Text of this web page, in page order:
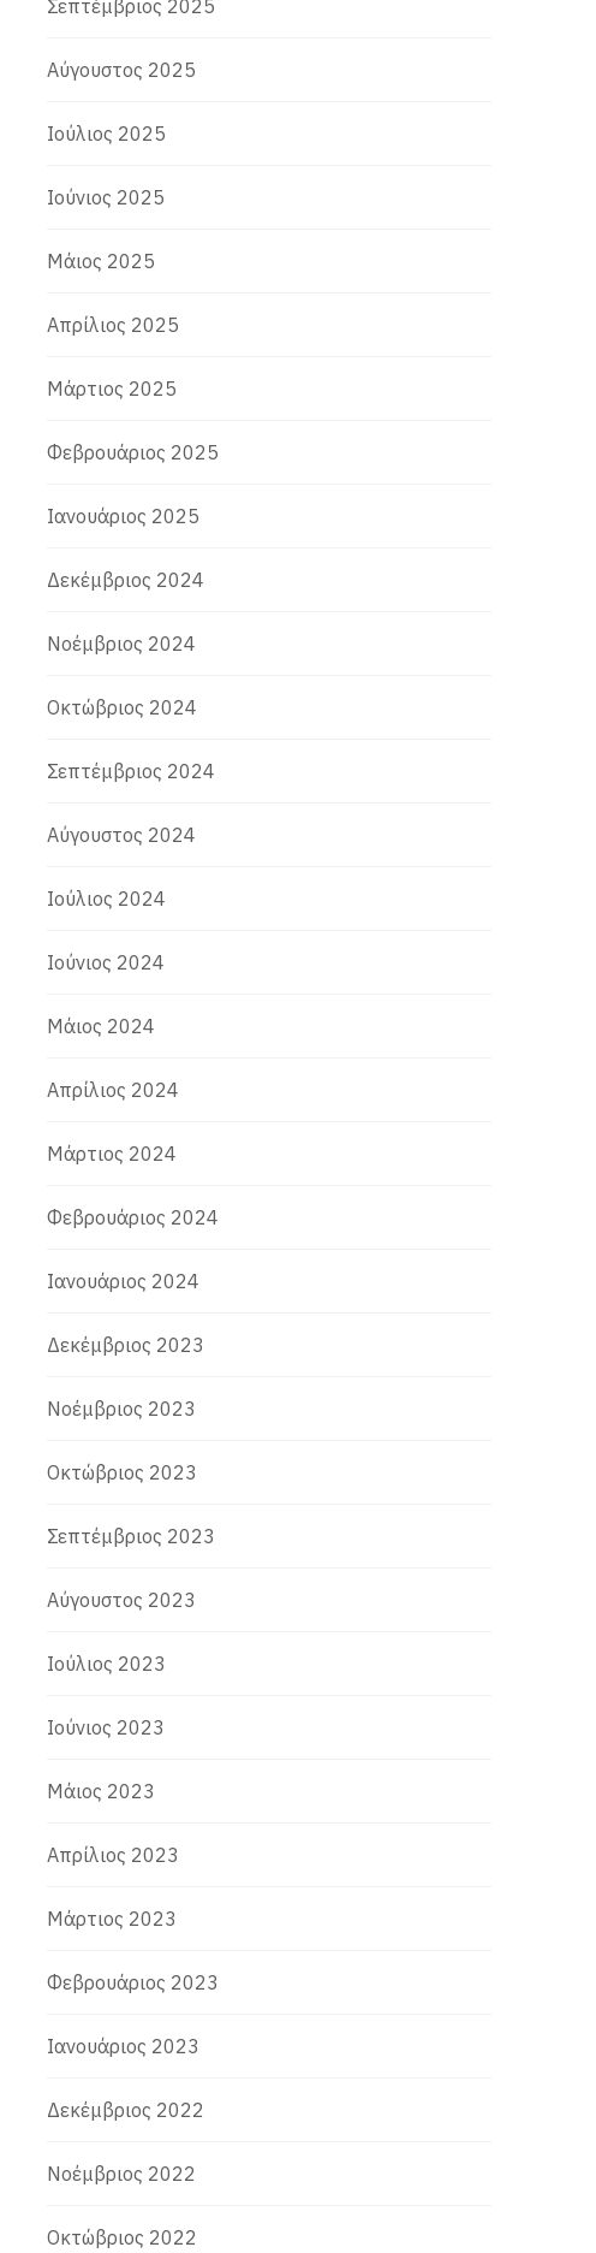
Σεπτέμβριος 2025
Αύγουστος 2025
Ιούλιος 2025
Ιούνιος 2025
Μάιος 2025
Απρίλιος 2025
Μάρτιος 2025
Φεβρουάριος 2025
Ιανουάριος 2025
Δεκέμβριος 2024
Νοέμβριος 2024
Οκτώβριος 2024
Σεπτέμβριος 2024
Αύγουστος 2024
Ιούλιος 2024
Ιούνιος 2024
Μάιος 2024
Απρίλιος 2024
Μάρτιος 2024
Φεβρουάριος 2024
Ιανουάριος 2024
Δεκέμβριος 2023
Νοέμβριος 2023
Οκτώβριος 2023
Σεπτέμβριος 2023
Αύγουστος 2023
Ιούλιος 2023
Ιούνιος 2023
Μάιος 2023
Απρίλιος 2023
Μάρτιος 2023
Φεβρουάριος 2023
Ιανουάριος 2023
Δεκέμβριος 2022
Νοέμβριος 2022
Οκτώβριος 2022